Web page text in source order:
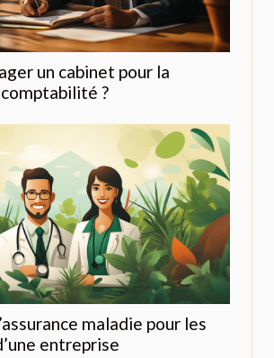
un cabinet pour la
?
maladie pour les
entreprise